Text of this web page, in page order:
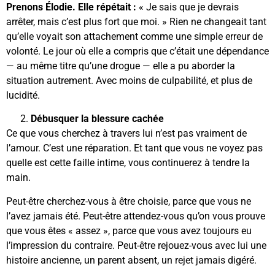
Prenons Élodie. Elle répétait : « Je sais que je devrais
arrêter, mais c’est plus fort que moi. » Rien ne changeait tant
qu’elle voyait son attachement comme une simple erreur de
volonté. Le jour où elle a compris que c’était une dépendance
— au même titre qu’une drogue — elle a pu aborder la
situation autrement. Avec moins de culpabilité, et plus de
lucidité.
Débusquer la blessure cachée
Ce que vous cherchez à travers lui n’est pas vraiment de
l’amour. C’est une réparation. Et tant que vous ne voyez pas
quelle est cette faille intime, vous continuerez à tendre la
main.
Peut-être cherchez-vous à être choisie, parce que vous ne
l’avez jamais été. Peut-être attendez-vous qu’on vous prouve
que vous êtes « assez », parce que vous avez toujours eu
l’impression du contraire. Peut-être rejouez-vous avec lui une
histoire ancienne, un parent absent, un rejet jamais digéré.